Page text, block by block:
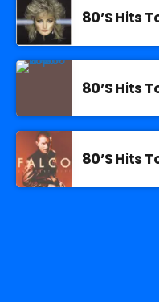
80’S Hits
80’S Hits
80’S Hits